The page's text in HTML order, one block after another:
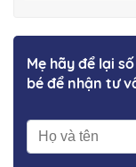
Mẹ hãy để lại
bé để nhận tư